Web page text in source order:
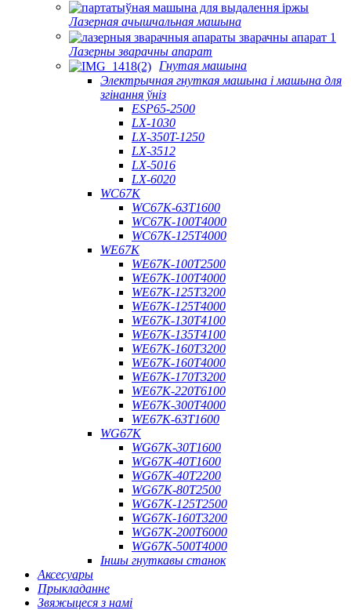
Лазерная ачышчальная машына
Лазерны зварачны апарат
Гнутая машына
Электрычная гнуткая машына і машына для
згінання ўніз
ESP65-2500
LX-1030
LX-350T-1250
LX-3512
LX-5016
LX-6020
WC67K
WC67K-63T1600
WC67K-100T4000
WC67K-125T4000
WE67K
WE67K-100T2500
WE67K-100T4000
WE67K-125T3200
WE67K-125T4000
WE67K-130T4100
WE67K-135T4100
WE67K-160T3200
WE67K-160T4000
WE67K-170T3200
WE67K-220T6100
WE67K-300T4000
WE67K-63T1600
WG67K
WG67K-30T1600
WG67K-40T1600
WG67K-40T2200
WG67K-80T2500
WG67K-125T2500
WG67K-160T3200
WG67K-200T6000
WG67K-500T4000
Іншы гнуткавы станок
Аксесуары
Прыкладанне
Звяжыцеся з намі